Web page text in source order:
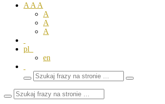
A A A
A
A
A
pl
en
Wyszukaj
frazy
Zamknij